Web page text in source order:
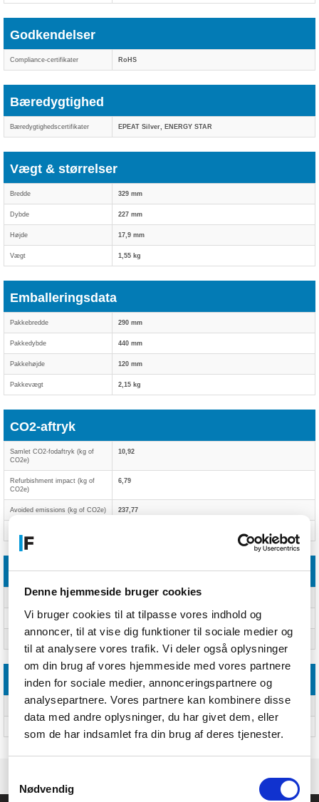
Denne hjemmeside bruger cookies
Vi bruger cookies til at tilpasse vores indhold og
annoncer, til at vise dig funktioner til sociale medier og
til at analysere vores trafik. Vi deler også oplysninger
om din brug af vores hjemmeside med vores partnere
inden for sociale medier, annonceringspartnere og
analysepartnere. Vores partnere kan kombinere disse
data med andre oplysninger, du har givet dem, eller
som de har indsamlet fra din brug af deres tjenester.
Nødvendig
Godkendelser
Compliance-certifikater RoHS
Bæredygtighed
Bæredygtighedscertifikater EPEAT Silver, ENERGY STAR
Vægt & størrelser
Bredde 329 mm
Dybde 227 mm
Højde 17,9 mm
Vægt 1,55 kg
Emballeringsdata
Pakkebredde 290 mm
Pakkedybde 440 mm
Pakkehøjde 120 mm
Pakkevægt 2,15 kg
CO2-aftryk
Samlet CO2-fodaftryk (kg of
CO2e)
10,92
Refurbishment impact (kg of
CO2e)
6,79
Avoided emissions (kg of CO2e) 237,77
Emballage indhold
AC-adapter inkluderet Ja
Brugervejledning Ja
Andre funktioner
Nej